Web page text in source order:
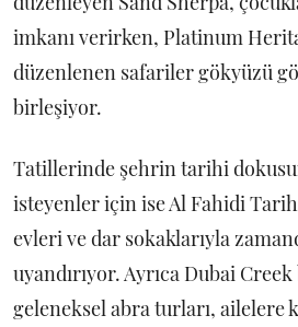
imkanı verirken, Platinum
düzenlenen safariler gökyüzü
birleşiyor.
Tatillerinde şehrin tarihi
isteyenler için ise Al Fahidi
evleri ve dar sokaklarıyla
uyandırıyor. Ayrıca Dubai
geleneksel abra turları, ailelere